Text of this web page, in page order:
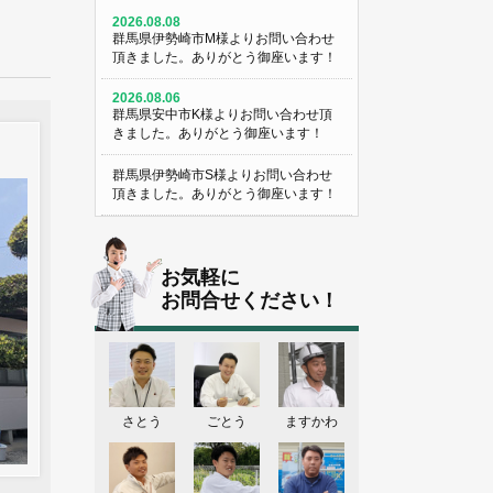
2026.08.08
群馬県伊勢崎市M様よりお問い合わせ
頂きました。ありがとう御座います！
2026.08.06
群馬県安中市K様よりお問い合わせ頂
きました。ありがとう御座います！
群馬県伊勢崎市S様よりお問い合わせ
頂きました。ありがとう御座います！
群馬県伊勢崎市Y様よりお問い合わせ
頂きました。ありがとう御座います！
栃木県宇都宮市U様よりお問い合わせ
頂きました。ありがとう御座います！
2026.08.05
群馬県伊勢崎市N様よりお問い合わせ
頂きました。ありがとう御座います！
群馬県高崎市O様よりお問い合わせ頂
きました。ありがとう御座います！
お気軽に
お問合せください！
さとう ごとう ますかわ